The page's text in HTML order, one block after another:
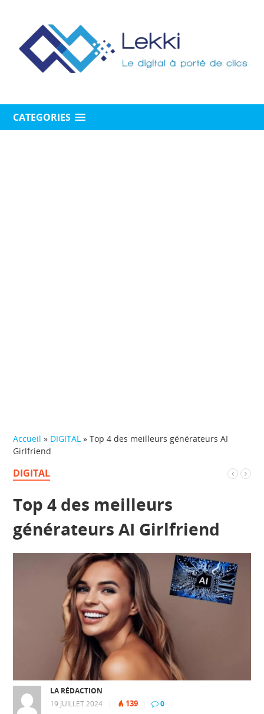
CATEGORIES
Accueil » DIGITAL »Top 4 des meilleurs générateurs AI
Girlfriend
DIGITAL
Top 4 des meilleurs
générateurs AI Girlfriend
LA RÉDACTION
19 JUILLET 2024
139 0